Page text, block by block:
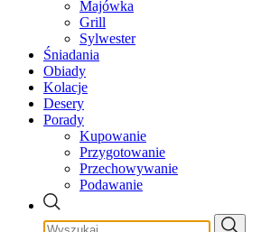
Majówka
Grill
Sylwester
Śniadania
Obiady
Kolacje
Desery
Porady
Kupowanie
Przygotowanie
Przechowywanie
Podawanie